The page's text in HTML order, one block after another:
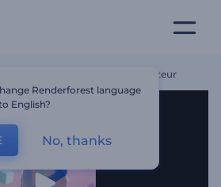
De Logo - Formes En Apesanteur
Renderforest language
English?
No, thanks